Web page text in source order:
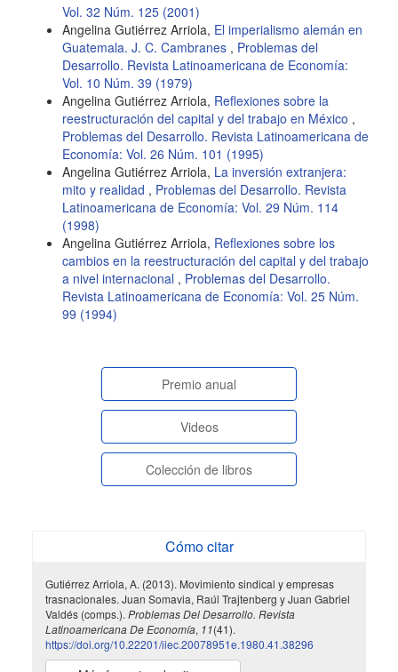
Vol. 32 Núm. 125 (2001)
Angelina Gutiérrez Arriola, El imperialismo alemán en
Guatemala. J. C. Cambranes , Problemas del
Desarrollo. Revista Latinoamericana de Economía:
Vol. 10 Núm. 39 (1979)
Angelina Gutiérrez Arriola, Reflexiones sobre la
reestructuración del capital y del trabajo en México ,
Problemas del Desarrollo. Revista Latinoamericana de
Economía: Vol. 26 Núm. 101 (1995)
Angelina Gutiérrez Arriola, La inversión extranjera:
mito y realidad , Problemas del Desarrollo. Revista
Latinoamericana de Economía: Vol. 29 Núm. 114
(1998)
Angelina Gutiérrez Arriola, Reflexiones sobre los
cambios en la reestructuración del capital y del trabajo
a nivel internacional , Problemas del Desarrollo.
Revista Latinoamericana de Economía: Vol. 25 Núm.
99 (1994)
paginasespeciales
Premio anual
Videos
Colección de libros
Cómo citar
Gutiérrez Arriola, A. (2013). Movimiento sindical y empresas
trasnacionales. Juan Somavia, Raúl Trajtenberg y Juan Gabriel
Valdés (comps.). Problemas Del Desarrollo. Revista
Latinoamericana De Economía, 11(41).
https://doi.org/10.22201/iiec.20078951e.1980.41.38296